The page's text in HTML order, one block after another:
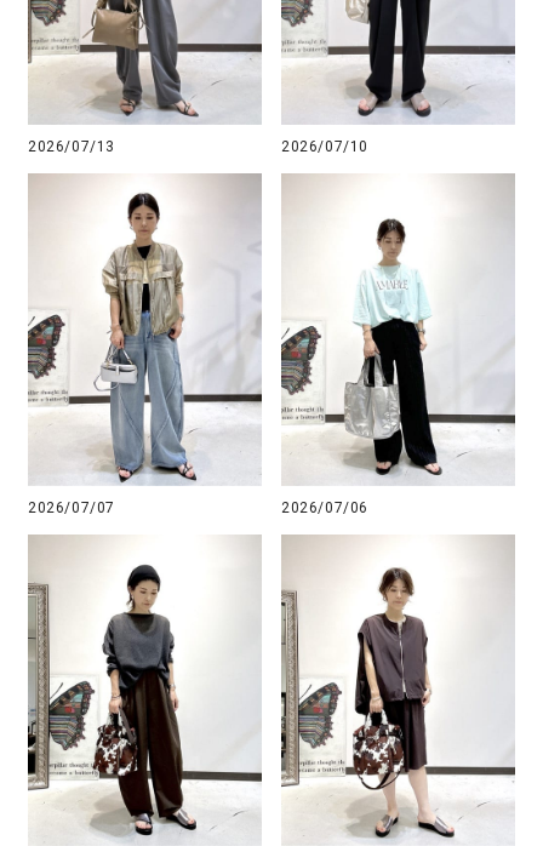
2026/07/13 2026/07/10
2026/07/07 2026/07/06